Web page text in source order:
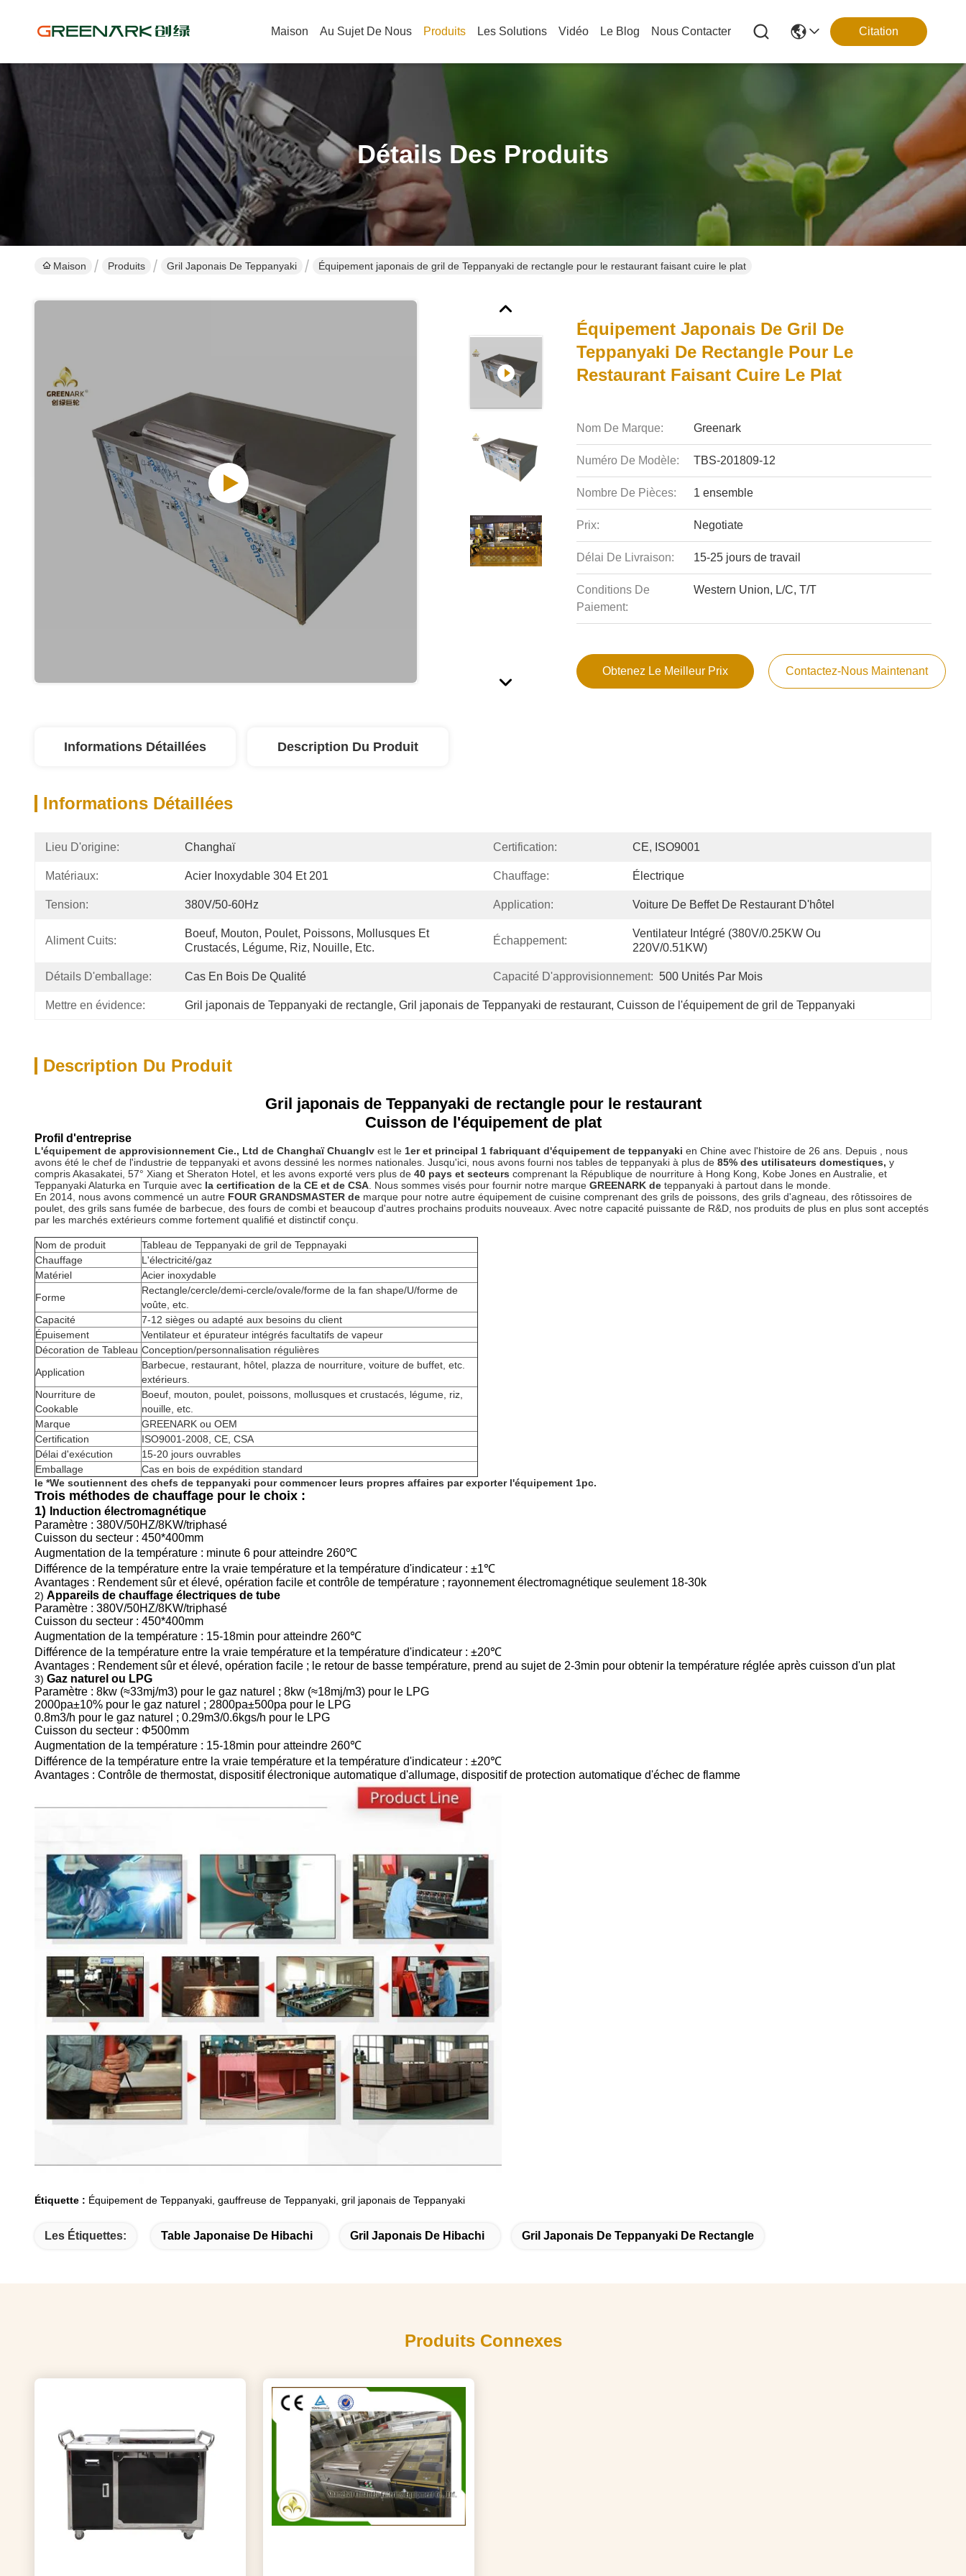
Maison Au Sujet De Nous Produits Les Solutions Vidéo Le Blog Nous Contacter Citation
Détails Des Produits
Maison Produits Gril Japonais De Teppanyaki Équipement japonais de gril de Teppanyaki de rectangle pour le restaurant faisant cuire le plat
Équipement Japonais De Gril De
Teppanyaki De Rectangle Pour Le
Restaurant Faisant Cuire Le Plat
Nom De Marque: Greenark
Numéro De Modèle: TBS-201809-12
Nombre De Pièces: 1 ensemble
Prix: Negotiate
Délai De Livraison: 15-25 jours de travail
Conditions De
Paiement:
Western Union, L/C, T/T
Obtenez Le Meilleur Prix Contactez-Nous Maintenant
Informations Détaillées Description Du Produit
Informations Détaillées
Lieu D'origine: Changhaï Certification: CE, ISO9001
Matériaux: Acier Inoxydable 304 Et 201 Chauffage: Électrique
Tension: 380V/50-60Hz Application: Voiture De Beffet De Restaurant D'hôtel
Aliment Cuits:
Boeuf, Mouton, Poulet, Poissons, Mollusques Et
Crustacés, Légume, Riz, Nouille, Etc.
Échappement:
Ventilateur Intégré (380V/0.25KW Ou
220V/0.51KW)
Détails D'emballage: Cas En Bois De Qualité Capacité D'approvisionnement: 500 Unités Par Mois
Mettre en évidence: Gril japonais de Teppanyaki de rectangle, Gril japonais de Teppanyaki de restaurant, Cuisson de l'équipement de gril de Teppanyaki
Description Du Produit
Gril japonais de Teppanyaki de rectangle pour le restaurant
Cuisson de l'équipement de plat
Profil d'entreprise
L'équipement de approvisionnement Cie., Ltd de Changhaï Chuanglv est le 1er et principal 1 fabriquant d'équipement de teppanyaki en Chine avec l'histoire de 26 ans. Depuis , nous
avons été le chef de l'industrie de teppanyaki et avons dessiné les normes nationales. Jusqu'ici, nous avons fourni nos tables de teppanyaki à plus de 85% des utilisateurs domestiques, y
compris Akasakatei, 57° Xiang et Sheraton Hotel, et les avons exporté vers plus de 40 pays et secteurs comprenant la République de nourriture à Hong Kong, Kobe Jones en Australie, et
Teppanyaki Alaturka en Turquie avec la certification de la CE et de CSA . Nous sommes visés pour fournir notre marque GREENARK de teppanyaki à partout dans le monde.
En 2014, nous avons commencé un autre FOUR GRANDSMASTER de marque pour notre autre équipement de cuisine comprenant des grils de poissons, des grils d'agneau, des rôtissoires de
poulet, des grils sans fumée de barbecue, des fours de combi et beaucoup d'autres prochains produits nouveaux. Avec notre capacité puissante de R&D, nos produits de plus en plus sont acceptés
par les marchés extérieurs comme fortement qualifié et distinctif conçu.
Nom de produit
Tableau de Teppanyaki de gril de Teppnayaki
Chauffage
L'électricité/gaz
Matériel
Acier inoxydable
Forme
Rectangle/cercle/demi-cercle/ovale/forme de la fan shape/U/forme de
voûte, etc.
Capacité
7-12 sièges ou adapté aux besoins du client
Épuisement
Ventilateur et épurateur intégrés facultatifs de vapeur
Décoration de Tableau Conception/personnalisation régulières
Application
Barbecue, restaurant, hôtel, plazza de nourriture, voiture de buffet, etc.
extérieurs.
Nourriture de
Cookable
Boeuf, mouton, poulet, poissons, mollusques et crustacés, légume, riz,
nouille, etc.
Marque
GREENARK ou OEM
Certification
ISO9001-2008, CE, CSA
Délai d'exécution
15-20 jours ouvrables
Emballage
Cas en bois de expédition standard
le *We soutiennent des chefs de teppanyaki pour commencer leurs propres affaires par exporter l'équipement 1pc.
Trois méthodes de chauffage pour le choix :
1)
Induction électromagnétique
Paramètre : 380V/50HZ/8KW/triphasé
Cuisson du secteur : 450*400mm
Augmentation de la température : minute 6 pour atteindre 260℃
Différence de la température entre la vraie température et la température d'indicateur : ±1℃
Avantages : Rendement sûr et élevé, opération facile et contrôle de température ; rayonnement électromagnétique seulement 18-30k
2) Appareils de chauffage électriques de tube
Paramètre : 380V/50HZ/8KW/triphasé
Cuisson du secteur : 450*400mm
Augmentation de la température : 15-18min pour atteindre 260℃
Différence de la température entre la vraie température et la température d'indicateur : ±20℃
Avantages : Rendement sûr et élevé, opération facile ; le retour de basse température, prend au sujet de 2-3min pour obtenir la température réglée après cuisson d'un plat
3) Gaz naturel ou LPG
Paramètre : 8kw (≈33mj/m3) pour le gaz naturel ; 8kw (≈18mj/m3) pour le LPG
2000pa±10% pour le gaz naturel ; 2800pa±500pa pour le LPG
0.8m3/h pour le gaz naturel ; 0.29m3/0.6kgs/h pour le LPG
Cuisson du secteur : Φ500mm
Augmentation de la température : 15-18min pour atteindre 260℃
Différence de la température entre la vraie température et la température d'indicateur : ±20℃
Avantages : Contrôle de thermostat, dispositif électronique automatique d'allumage, dispositif de protection automatique d'échec de flamme
Étiquette : Équipement de Teppanyaki, gauffreuse de Teppanyaki, gril japonais de Teppanyaki
Les Étiquettes: Table Japonaise De Hibachi Gril Japonais De Hibachi Gril Japonais De Teppanyaki De Rectangle
Produits Connexes